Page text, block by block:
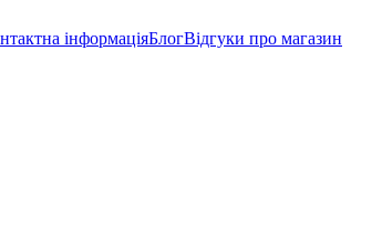
інформаціяБлогВідгуки про магазин